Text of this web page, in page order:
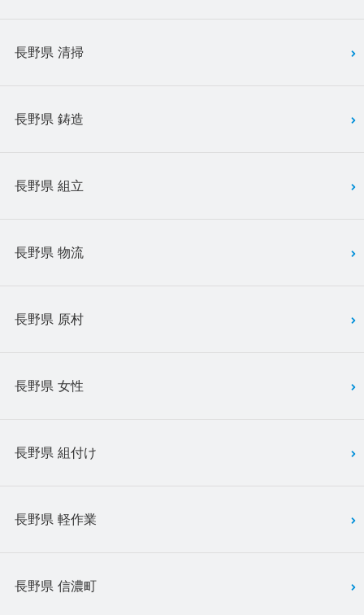
長野県 清掃
長野県 鋳造
長野県 組立
長野県 物流
長野県 原村
長野県 女性
長野県 組付け
長野県 軽作業
長野県 信濃町